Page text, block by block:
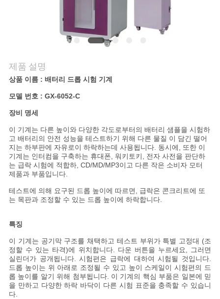
뉴
스
인
용
문
을
요
구
하
세
요
제품 설명
상품 이름 : 배터리 드롭 시험 기계
모델 번호 : GX-6052-C
장비 명세
이 기계는 다른 높이와 다양한 각도로부터의 배터리 샘플을 시험하
고 배터리의 안전 성능을 테스트하기 위해 다른 물질 이 담긴 떨어
지는 하부판에 자유로이 하락하는데 사용됩니다. 동시에, 또한 이
기계는 인터컴을 구축하는 휴대폰, 워키토키, 전자 사전을 판단하
는 급락 시험에 적합하, CD/MD/MP3이고 다른 작은 소비자 모터
제품과 부품입니다.
테스트에 의해 요구된 드롭 높이에 따르면, 급락은 콘크리트에 또
는 목판과 조정할 수 있는 드롭 높이에 하락합니다.
특징
이 기계는 공기막 구조를 채택하고 테스트 부위가 특별 고정대 (조
정할 수 있는 타격)에 위치합니다. 다운 버튼을 누르세요, 그러면
실린더가 공개됩니다. 시험편은 급락에 대하여 시험될 것입니다.
드롭 높이는 위 아래로 조정될 수 있고 높이 스케일이 시험편의 드
롭 높이를 알기 위해 첨부됩니다. 이 기계의 핵심 부품은 일본에 믿
을 만하고 다양한 하락 바닥이 다른 시험 표준을 충족할 수 있습니
다.